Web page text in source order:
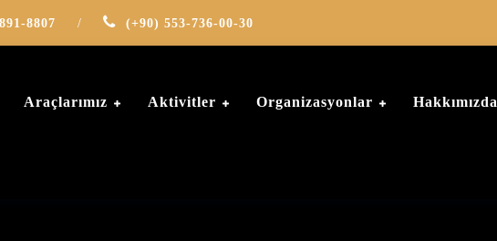
8807 / (+90) 553-736-00-30
Araçlarımız Aktivitler Organizasyonlar Hakkımızda